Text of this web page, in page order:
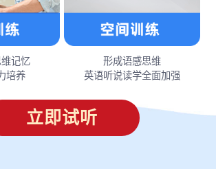
记忆
培养
形成语感思维
英语听说读学全面加强
立即试听